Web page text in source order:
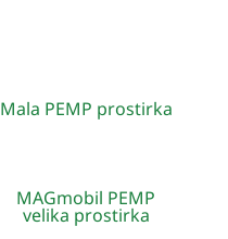
Mala PEMP prostirka
MAGmobil PEMP
velika prostirka